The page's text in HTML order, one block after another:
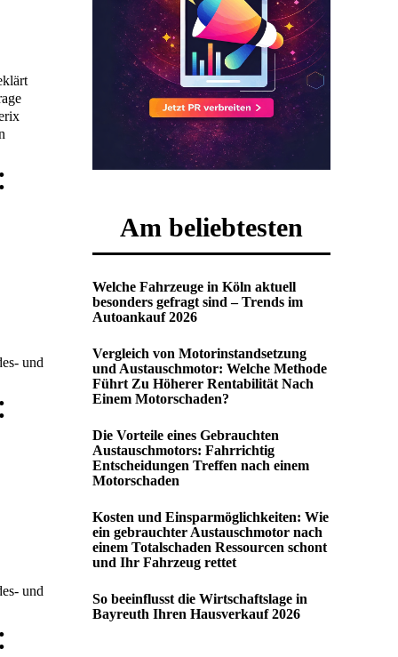
und
und
Am beliebtesten
Welche Fahrzeuge in Köln aktuell
besonders gefragt sind – Trends im
Autoankauf 2026
Vergleich von Motorinstandsetzung
und Austauschmotor: Welche Methode
Führt Zu Höherer Rentabilität Nach
Einem Motorschaden?
Die Vorteile eines Gebrauchten
Austauschmotors: Fahrrichtig
Entscheidungen Treffen nach einem
Motorschaden
Kosten und Einsparmöglichkeiten: Wie
ein gebrauchter Austauschmotor nach
einem Totalschaden Ressourcen schont
und Ihr Fahrzeug rettet
So beeinflusst die Wirtschaftslage in
Bayreuth Ihren Hausverkauf 2026